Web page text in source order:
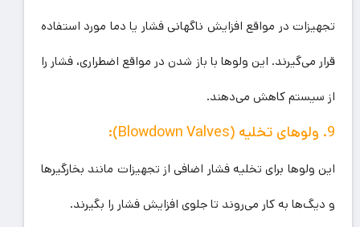
تجهیزات در مواقع افزایش ناگهانی فشار یا دما مورد استفاده
قرار می‌گیرند. این ولوها با باز شدن در مواقع اضطراری، فشار را
از سیستم کاهش می‌دهند.
9. ولوهای تخلیه (Blowdown Valves):
این ولوها برای تخلیه فشار اضافی از تجهیزات مانند بخار‌گیرها
و دیگ‌ها به کار می‌روند تا جلوی افزایش فشار را بگیرند.